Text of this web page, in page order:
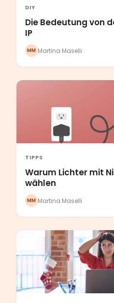
DIY
Die Bedeutung von
IP
MM Martina Maselli
TIPPS
Warum Lichter mit
wählen
MM Martina Maselli